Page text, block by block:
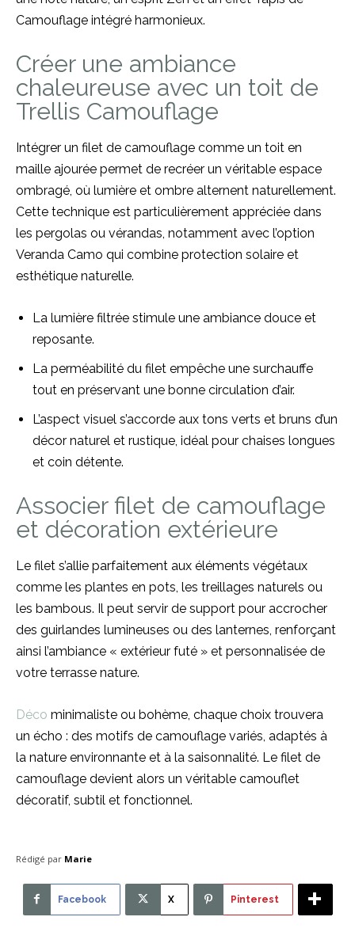
Camouflage intégré harmonieux.
Créer une ambiance
chaleureuse avec un toit de
Trellis Camouflage
Intégrer un filet de camouflage comme un toit en
maille ajourée permet de recréer un véritable espace
ombragé, où lumière et ombre alternent naturellement.
Cette technique est particulièrement appréciée dans
les pergolas ou vérandas, notamment avec l’option
Veranda Camo qui combine protection solaire et
esthétique naturelle.
La lumière filtrée stimule une ambiance douce et
reposante.
La perméabilité du filet empêche une surchauffe
tout en préservant une bonne circulation d’air.
L’aspect visuel s’accorde aux tons verts et bruns d’un
décor naturel et rustique, idéal pour chaises longues
et coin détente.
Associer filet de camouflage
et décoration extérieure
Le filet s’allie parfaitement aux éléments végétaux
comme les plantes en pots, les treillages naturels ou
les bambous. Il peut servir de support pour accrocher
des guirlandes lumineuses ou des lanternes, renforçant
ainsi l’ambiance « extérieur futé » et personnalisée de
votre terrasse nature.
Déco minimaliste ou bohème, chaque choix trouvera
un écho : des motifs de camouflage variés, adaptés à
la nature environnante et à la saisonnalité. Le filet de
camouflage devient alors un véritable camouflet
décoratif, subtil et fonctionnel.
Rédigé par Marie
Facebook X Pinterest